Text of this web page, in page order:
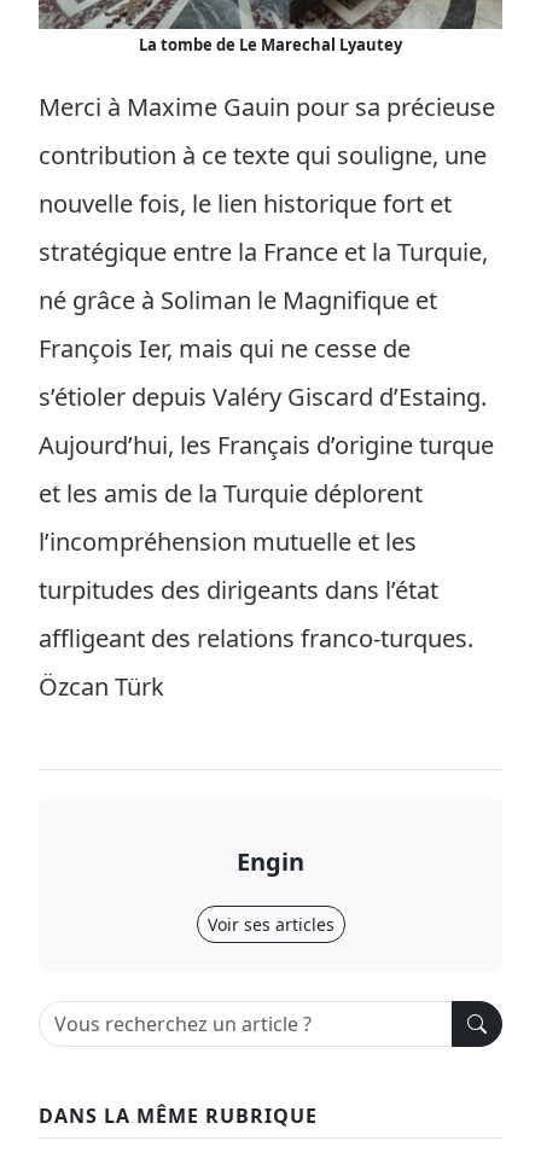
La tombe de Le Marechal Lyautey
Merci à Maxime Gauin pour sa précieuse
contribution à ce texte qui souligne, une
nouvelle fois, le lien historique fort et
stratégique entre la France et la Turquie,
né grâce à Soliman le Magnifique et
François Ier, mais qui ne cesse de
s’étioler depuis Valéry Giscard d’Estaing.
Aujourd’hui, les Français d’origine turque
et les amis de la Turquie déplorent
l’incompréhension mutuelle et les
turpitudes des dirigeants dans l’état
affligeant des relations franco-turques.
Özcan Türk
Engin
Voir ses articles
DANS LA MÊME RUBRIQUE